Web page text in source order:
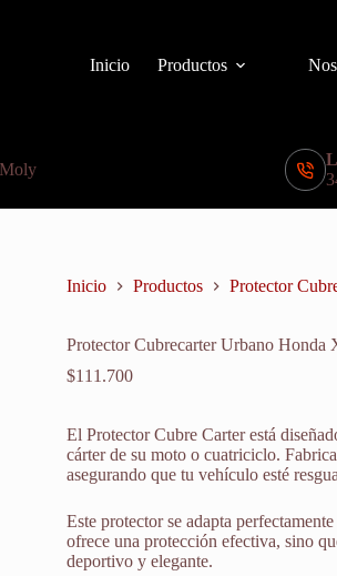
Inicio
Productos
Inicio Productos Protector
Protector Cubrecarter Urbano Honda
$111.700
El Protector Cubre Carter está
cárter de su moto o cuatriciclo.
asegurando que tu vehículo esté
Este protector se adapta
ofrece una protección efectiva, sino
deportivo y elegante.